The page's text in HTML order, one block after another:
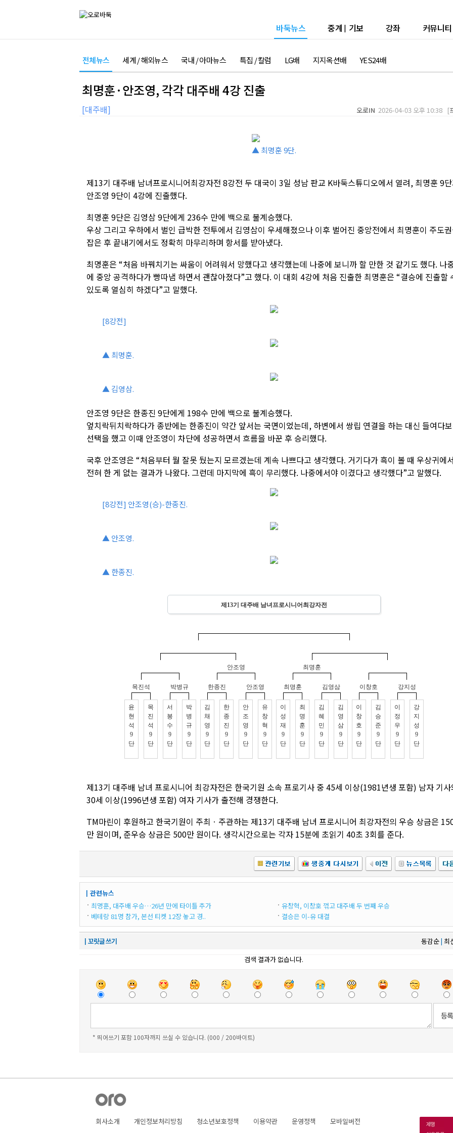
바둑뉴스 중계 | 기보 강좌 커뮤니티
전체뉴스 세계 / 해외뉴스 국내 / 아마뉴스 특집 / 칼럼 LG배 지지옥션배 YES24배
최명훈·안조영, 각각 대주배 4강 진출
[대주배] 오로IN 2026-04-03 오후 10:38 [
▲ 최명훈 9단.
제13기 대주배 남녀프로시니어최강자전 8강전 두 대국이 3일 성남 판교 K바둑스튜디오에서 열려, 최명훈 9
안조영 9단이 4강에 진출했다.
최명훈 9단은 김영삼 9단에게 236수 만에 백으로 불계승했다.
우상 그리고 우하에서 벌인 급박한 전투에서 김영삼이 우세해졌으나 이후 벌어진 중앙전에서 최명훈이 주도
잡은 후 끝내기에서도 정확히 마무리하며 항서를 받아냈다.
최명훈은 “처음 바꿔치기는 싸움이 어려워서 망했다고 생각했는데 나중에 보니까 할 만한 것 같기도 했다. 나
에 중앙 공격하다가 빵따냄 하면서 괜찮아졌다”고 했다. 이 대회 4강에 처음 진출한 최명훈은 “결승에 진출할
있도록 열심히 하겠다”고 말했다.
[8강전]
▲ 최명훈.
▲ 김영삼.
안조영 9단은 한종진 9단에게 198수 만에 백으로 불계승했다.
엎치락뒤치락하다가 종반에는 한종진이 약간 앞서는 국면이었는데, 하변에서 쌍립 연결을 하는 대신 들여다
선택을 했고 이때 안조영이 차단에 성공하면서 흐름을 바꾼 후 승리했다.
국후 안조영은 “처음부터 뭘 잘못 뒀는지 모르겠는데 계속 나쁘다고 생각했다. 거기다가 흑이 볼 때 우상귀에
전혀 한 게 없는 결과가 나왔다. 그런데 마지막에 흑이 무리했다. 나중에서야 이겼다고 생각했다”고 말했다.
[8강전] 안조영(승)-한종진.
▲ 안조영.
▲ 한종진.
제13기 대주배 남녀 프로시니어 최강자전은 한국기원 소속 프로기사 중 45세 이상(1981년생 포함) 남자 기
30세 이상(1996년생 포함) 여자 기사가 출전해 경쟁한다.
TM마린이 후원하고 한국기원이 주최ㆍ주관하는 제13기 대주배 남녀 프로시니어 최강자전의 우승 상금은
만 원이며, 준우승 상금은 500만 원이다. 생각시간으로는 각자 15분에 초읽기 40초 3회를 준다.
┃관련뉴스
최명훈, 대주배 우승…26년 만에 타이틀 추가
베테랑 81명 참가, 본선 티켓 12장 놓고 경..
유창혁, 이창호 꺾고 대주배 두 번째 우승
결승은 이-유 대결
┃꼬릿글 쓰기 동감순| 최
검색 결과가 없습니다.
* 띄어쓰기 포함 100자까지 쓰실 수 있습니다. (000 / 200바이트)
회사소개 개인정보처리방침 청소년보호정책 이용약관 운영정책 모바일버전